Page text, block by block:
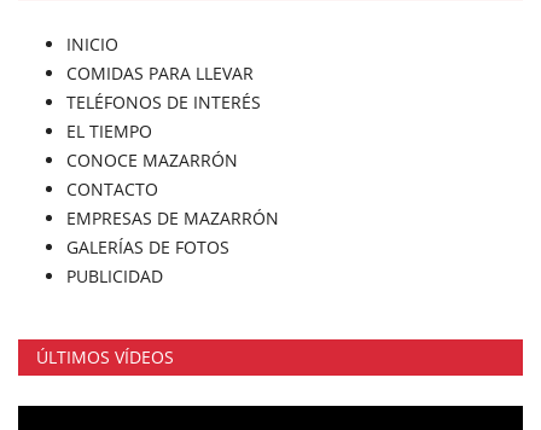
INICIO
COMIDAS PARA LLEVAR
TELÉFONOS DE INTERÉS
EL TIEMPO
CONOCE MAZARRÓN
CONTACTO
EMPRESAS DE MAZARRÓN
GALERÍAS DE FOTOS
PUBLICIDAD
ÚLTIMOS VÍDEOS